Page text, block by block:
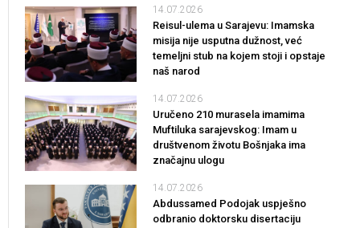
14.07.2026
Reisul-ulema u Sarajevu: Imamska
misija nije usputna dužnost, već
temeljni stub na kojem stoji i opstaje
naš narod
14.07.2026
Uručeno 210 murasela imamima
Muftiluka sarajevskog: Imam u
društvenom životu Bošnjaka ima
značajnu ulogu
14.07.2026
Abdussamed Podojak uspješno
odbranio doktorsku disertaciju